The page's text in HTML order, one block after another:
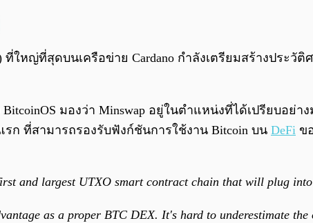
หญ่ที่สุดบนเครือข่าย Cardano กำลังเตรียมสร้างประวัติ
มองว่า Minswap อยู่ในตำแหน่งที่ได้เปรียบอย่
ก ที่สามารถรองรับฟังก์ชันการใช้งาน Bitcoin บน DeFi ข
and largest UTXO smart contract chain that will plug
as a proper BTC DEX. It's hard to underestimate the